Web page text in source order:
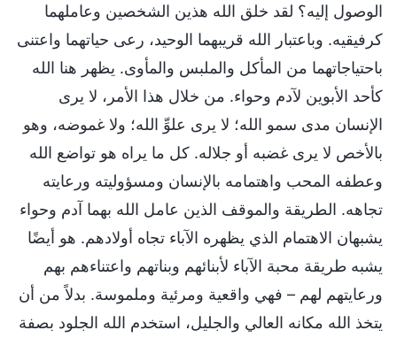
الوصول إليه؟ لقد خلق الله هذين الشخصين وعاملهما
كرفيقيه. وباعتبار الله قريبهما الوحيد، رعى حياتهما واعتنى
باحتياجاتهما من المأكل والملبس والمأوى. يظهر هنا الله
كأحد الأبوين لآدم وحواء. من خلال هذا الأمر، لا يرى
الإنسان مدى سمو الله؛ لا يرى علوِّ الله؛ ولا غموضه، وهو
بالأخص لا يرى غضبه أو جلاله. كل ما يراه هو تواضع الله
وعطفه المحب واهتمامه بالإنسان ومسؤوليته ورعايته
تجاهه. الطريقة والموقف الذين عامل الله بهما آدم وحواء
يشبهان الاهتمام الذي يظهره الآباء تجاه أولادهم. هو أيضًا
يشبه طريقة محبة الآباء لأبنائهم وبناتهم واعتناءهم بهم
ورعايتهم لهم – فهي واقعية ومرئية وملموسة. بدلاً من أن
يتخذ الله مكانه العالي والجليل، استخدم الله الجلود بصفة